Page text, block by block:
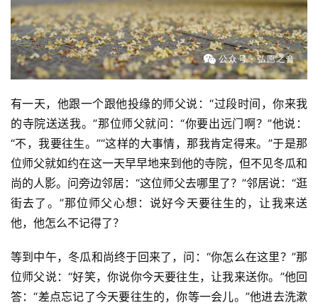
音
高
僧
访
谈
心
乐
菩
提
专
公
益
有一天，他跟一个跟他投缘的师父说：“过段时间，你来我
的寺院送送我。”那位师父就问：“你要出远门啊？”他说：
“不，我要往生。”“这样的大事情，那我肯定得来。”于是那
位师父就如约在这一天早早地来到他的寺院，但不见冬瓜和
尚的人影。问旁边邻居：“这位师父去哪里了？”邻居说：“逛
街去了。”那位师父心想：说好今天要往生的，让我来送
他，他怎么不记得了？
等到中午，冬瓜和尚终于回来了，问：“你怎么在这里？”那
位师父说：“好笑，你说你今天要往生，让我来送你。”他回
答：“差点忘记了今天要往生的，你等一会儿。”他进去洗漱